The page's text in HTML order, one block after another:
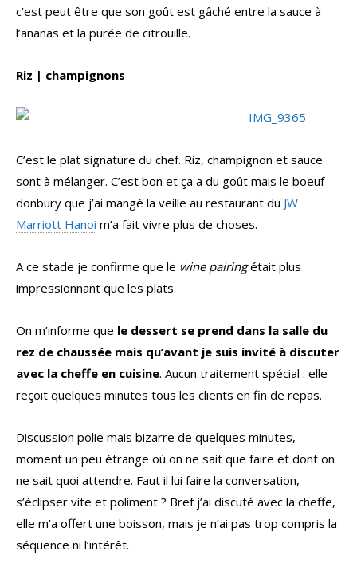
c’est peut être que son goût est gâché entre la sauce à
l’ananas et la purée de citrouille.
Riz | champignons
C’est le plat signature du chef. Riz, champignon et sauce
sont à mélanger. C’est bon et ça a du goût mais le boeuf
donbury que j’ai mangé la veille au restaurant du JW
Marriott Hanoi m’a fait vivre plus de choses.
A ce stade je confirme que le wine pairingétait plus
impressionnant que les plats.
On m’informe que le dessert se prend dans la salle du
rez de chaussée mais qu’avant je suis invité à discuter
avec la cheffe en cuisine. Aucun traitement spécial : elle
reçoit quelques minutes tous les clients en fin de repas.
Discussion polie mais bizarre de quelques minutes,
moment un peu étrange où on ne sait que faire et dont on
ne sait quoi attendre. Faut il lui faire la conversation,
s’éclipser vite et poliment ? Bref j’ai discuté avec la cheffe,
elle m’a offert une boisson, mais je n’ai pas trop compris la
séquence ni l’intérêt.